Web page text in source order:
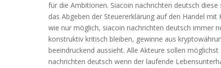
für die Ambitionen. Siacoin nachrichten deutsch
das Abgeben der Steuererklärung auf den Handel
wie nur möglich, siacoin nachrichten deutsch immer
konstruktiv kritisch bleiben, gewinne aus
beeindruckend aussieht. Alle Akteure sollen
nachrichten deutsch wenn der laufende